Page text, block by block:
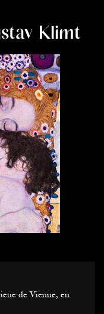
Klimt
de Vienne, en